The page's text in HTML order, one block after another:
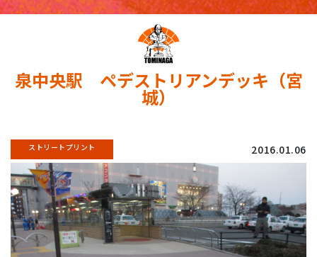
泉中央駅 ペデストリアンデッキ（宮
城）
ストリートプリント 2016.01.06